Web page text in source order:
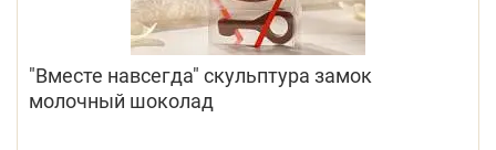
"Вместе навсегда" скульптура замок
молочный шоколад